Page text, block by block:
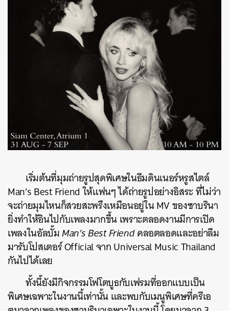
เริ่มต้นที่มุมถ่ายรูปสุดพิเศษในธีมดินเนอร์หรูสไตล์
Man’s Best Friend ให้แฟนๆ ได้ถ่ายรูปอย่างอิสระ ที่ไม่ว่า
จะถ่ายมุมไหนก็สวยสะพรึงเหมือนอยู่ใน MV ของซาบรินา
ยิ่งทำให้อินไปกับเพลงมากขึ้น เพราะตลอดงานมีการเปิด
เพลงในอัลบั้มMan’s Best Friendคลอตลอดและอย่าลืม
มารับโปสเตอร์ Official จากUniversal Music Thailand
กันไปได้เลย
ทั้งนี้ยังมีกิจกรรมโฟโตบูธกับเฟรมที่ออกแบบเป็น
พิเศษเฉพาะในงานนี้เท่านั้น และพบกับเมนูพิเศษที่ครีเอ